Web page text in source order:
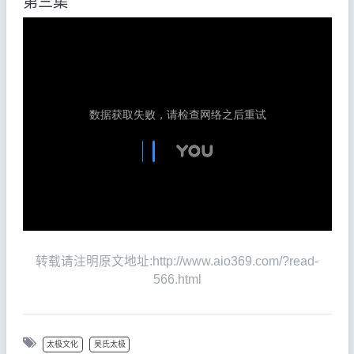
转载请注明原文地址:http://www.aio369.com/?read-
566.html
太极文化 吴氏太极